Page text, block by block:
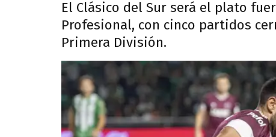
El Clásico del Sur será el plato
Profesional, con cinco partidos
Primera División.